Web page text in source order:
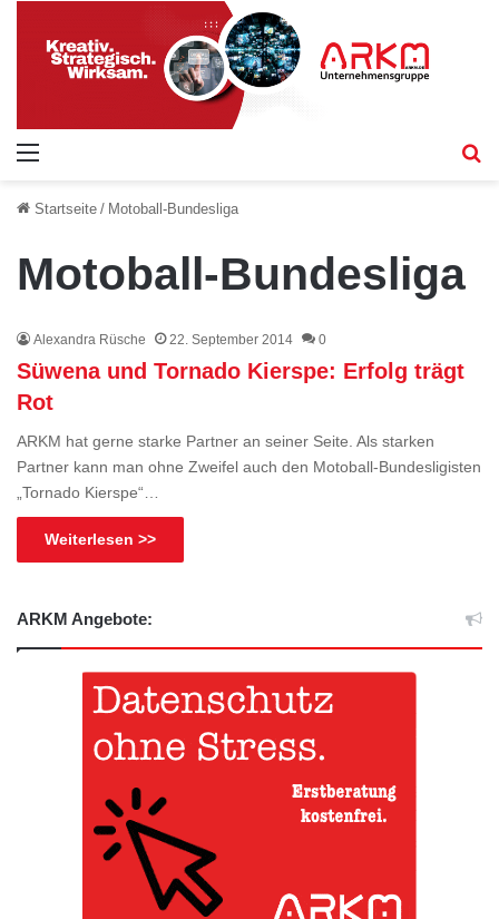
Startseite / Motoball-Bundesliga
Motoball-Bundesliga
Alexandra Rüsche 22. September 2014 0
Süwena und Tornado Kierspe: Erfolg trägt
Rot
ARKM hat gerne starke Partner an seiner Seite. Als starken
Partner kann man ohne Zweifel auch den Motoball-Bundesligisten
„Tornado Kierspe“…
Weiterlesen >>
ARKM Angebote: